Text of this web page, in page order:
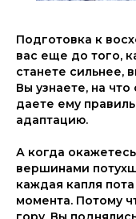
Подготовка к
вас еще до того,
станете сильнее,
Вы узнаете, на
даете ему
адаптацию.
А когда
вершинами
каждая капля
момента. Потому